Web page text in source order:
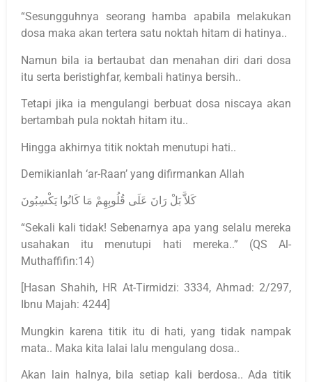
“Sesungguhnya seorang hamba apabila melakukan
dosa maka akan tertera satu noktah hitam di hatinya..
Namun bila ia bertaubat dan menahan diri dari dosa
itu serta beristighfar, kembali hatinya bersih..
Tetapi jika ia mengulangi berbuat dosa niscaya akan
bertambah pula noktah hitam itu..
Hingga akhirnya titik noktah menutupi hati..
Demikianlah ‘ar-Raan’ yang difirmankan Allah
كَلاَّ بَلْ رَانَ عَلَى قُلُوبِهِمْ مَا كَانُوا يَكْسِبُونَ
“Sekali kali tidak! Sebenarnya apa yang selalu mereka
usahakan itu menutupi hati mereka..” (QS Al-
Muthaffifin:14)
[Hasan Shahih, HR At-Tirmidzi: 3334, Ahmad: 2/297,
Ibnu Majah: 4244]
Mungkin karena titik itu di hati, yang tidak nampak
mata.. Maka kita lalai lalu mengulang dosa..
Akan lain halnya, bila setiap kali berdosa.. Ada titik